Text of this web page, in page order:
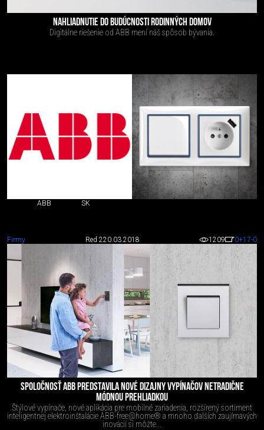
NAHLIADNUTIE DO BUDÚCNOSTI RODINNÝCH DOMOV
Digitálne riešenie od ABB mení náš spôsob bývania.
ABB SK
Firmy Red 220.03.2018 1209 0+17-0
SPOLOČNOSŤ ABB PREDSTAVILA NOVÉ DIZAJNY VYPÍNAČOV NETRADIČNE
MÓDNOU PREHLIADKOU
Štýlové vypínače, nové aplikácia pre mobilné zariadenia, rozšírený sortiment
inteligentnej elektroinštalácie ABB-free@home® a mnoho ďalších zaujímavých
inovácií si môžte...